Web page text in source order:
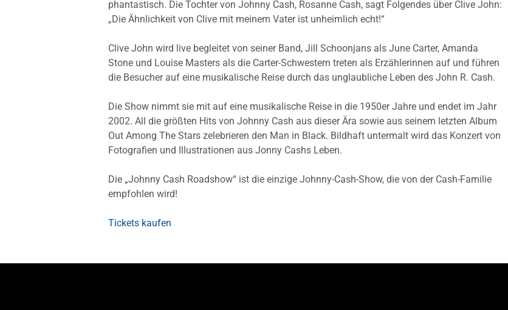
phantastisch. Die Tochter von Johnny Cash, Rosanne Cash, sagt Folgendes über Clive John:
„Die Ähnlichkeit von Clive mit meinem Vater ist unheimlich echt!“
Clive John wird live begleitet von seiner Band, Jill Schoonjans als June Carter, Amanda
Stone und Louise Masters als die Carter-Schwestern treten als Erzählerinnen auf und führen
die Besucher auf eine musikalische Reise durch das unglaubliche Leben des John R. Cash.
Die Show nimmt sie mit auf eine musikalische Reise in die 1950er Jahre und endet im Jahr
2002. All die größten Hits von Johnny Cash aus dieser Ära sowie aus seinem letzten Album
Out Among The Stars zelebrieren den Man in Black. Bildhaft untermalt wird das Konzert von
Fotografien und Illustrationen aus Jonny Cashs Leben.
Die „Johnny Cash Roadshow“ ist die einzige Johnny-Cash-Show, die von der Cash-Familie
empfohlen wird!
Tickets kaufen